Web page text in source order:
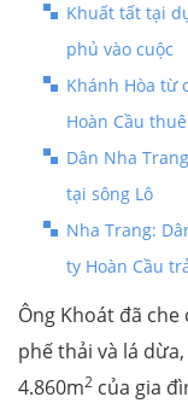
Khuất tất tại
phủ vào cuộc
Khánh Hòa từ
Hoàn Cầu
Dân Nha
tại sông Lô
Nha Trang:
ty Hoàn Cầu
Ông Khoát đã
phế thải và lá
4.860m2 của gia